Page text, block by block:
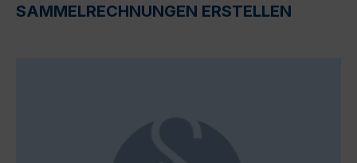
SAMMELRECHNUNGEN ERSTELLEN